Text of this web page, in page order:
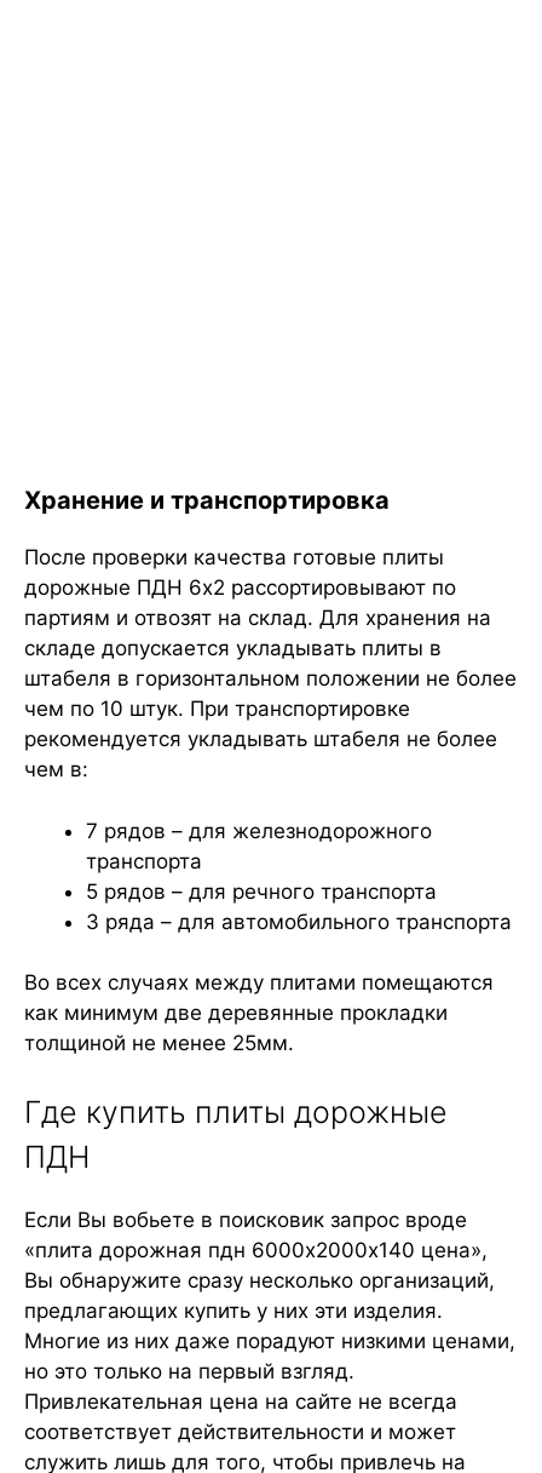
Хранение и транспортировка
После проверки качества готовые плиты
дорожные ПДН 6х2 рассортировывают по
партиям и отвозят на склад. Для хранения на
складе допускается укладывать плиты в
штабеля в горизонтальном положении не более
чем по 10 штук. При транспортировке
рекомендуется укладывать штабеля не более
чем в:
7 рядов – для железнодорожного
транспорта
5 рядов – для речного транспорта
3 ряда – для автомобильного транспорта
Во всех случаях между плитами помещаются
как минимум две деревянные прокладки
толщиной не менее 25мм.
Где купить плиты дорожные
ПДН
Если Вы вобьете в поисковик запрос вроде
«плита дорожная пдн 6000х2000х140 цена»,
Вы обнаружите сразу несколько организаций,
предлагающих купить у них эти изделия.
Многие из них даже порадуют низкими ценами,
но это только на первый взгляд.
Привлекательная цена на сайте не всегда
соответствует действительности и может
служить лишь для того, чтобы привлечь на